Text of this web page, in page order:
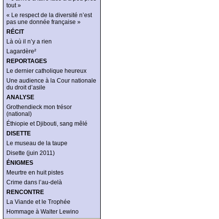
tout »
« Le respect de la diversité n’est
pas une donnée française »
RÉCIT
Là où il n’y a rien
Lagardère²
REPORTAGES
Le dernier catholique heureux
Une audience à la Cour nationale
du droit d’asile
ANALYSE
Grothendieck mon trésor
(national)
Éthiopie et Djibouti, sang mêlé
DISETTE
Le museau de la taupe
Disette (juin 2011)
ÉNIGMES
Meurtre en huit pistes
Crime dans l’au-delà
RENCONTRE
La Viande et le Trophée
Hommage à Walter Lewino